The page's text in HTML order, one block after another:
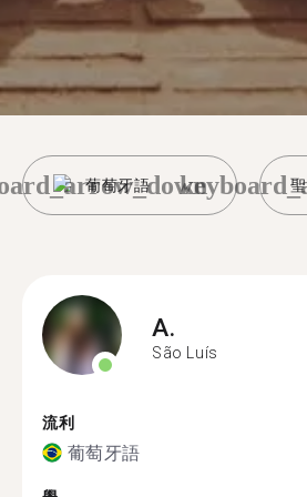
葡萄牙語
A.
São Luís
流利
葡萄牙語